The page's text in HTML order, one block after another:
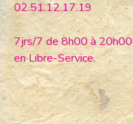
02.51.12.17.19
7jrs/7 de 8h00 à 20h00
en Libre-Service.